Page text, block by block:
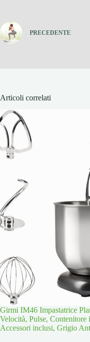
PRECEDENTE
Articoli correlati
Girmi IM46 Impastatrice
Velocità, Pulse,
Accessori inclusi, Grigio